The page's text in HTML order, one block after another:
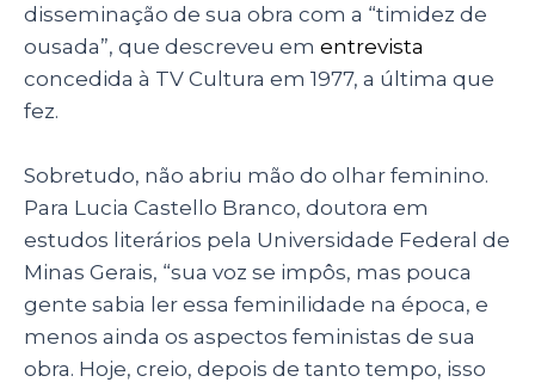
disseminação de sua obra com a “timidez de
ousada”, que descreveu em entrevista
concedida à TV Cultura em 1977, a última que
fez.
Sobretudo, não abriu mão do olhar feminino.
Para Lucia Castello Branco, doutora em
estudos literários pela Universidade Federal de
Minas Gerais, “sua voz se impôs, mas pouca
gente sabia ler essa feminilidade na época, e
menos ainda os aspectos feministas de sua
obra. Hoje, creio, depois de tanto tempo, isso